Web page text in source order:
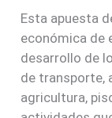
Esta apuesta
económica de
desarrollo de
de transporte,
agricultura,